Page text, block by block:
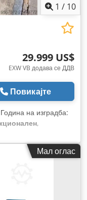
1 / 10
29.999 US$
EXW VB додава се ДДВ
Повикајте
на изградба:
,
, Опрема:
Мал оглас